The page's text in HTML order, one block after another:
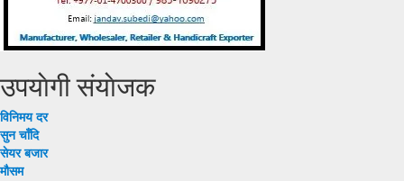
उपयाेगी संयाेजक
विनिमय दर
सुन चाँदि
सेयर बजार
मौसम